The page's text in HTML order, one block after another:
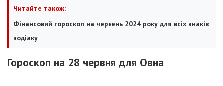
Читайте також:
Фінансовий гороскоп на червень 2024 року для всіх знаків
зодіаку
Гороскоп на 28 червня для Овна